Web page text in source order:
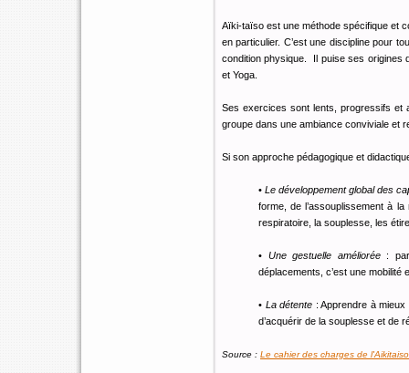
Aïki-taïso est une méthode spécifique et
en particulier. C’est une discipline pour
condition physique. Il puise ses origines
et Yoga.
Ses exercices sont lents, progressifs et
groupe dans une ambiance conviviale et
Si son approche pédagogique et
• Le développement global des
forme, de l’assouplissement à
respiratoire, la souplesse, les
• Une gestuelle améliorée: par
déplacements, c’est une mobilité
• La détente : Apprendre à
d’acquérir de la souplesse et de
Source : Le cahier des charges de